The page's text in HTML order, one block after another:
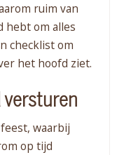
ruim van
hebt om alles
checklist om
het hoofd ziet.
waarbij
op tijd